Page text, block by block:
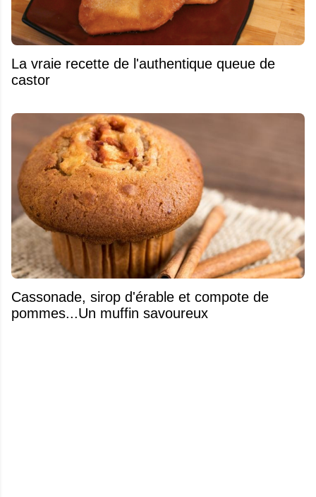
La vraie recette de l'authentique queue de
castor
​Cassonade, sirop d'érable et compote de
pommes...Un muffin savoureux